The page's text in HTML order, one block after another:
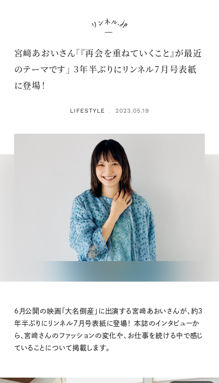
宮﨑あおいさん「『再会を重ねていくこと』が最近
のテーマです」 3年半ぶりにリンネル7月号表紙
に登場！
LIFESTYLE ： 2023.05.19
6月公開の映画「大名倒産」に出演する宮﨑あおいさんが、約3
年半ぶりにリンネル7月号表紙に登場！ 本誌のインタビューか
ら、宮﨑さんのファッションの変化や、お仕事を続ける中で感じ
ていることについて掲載します。